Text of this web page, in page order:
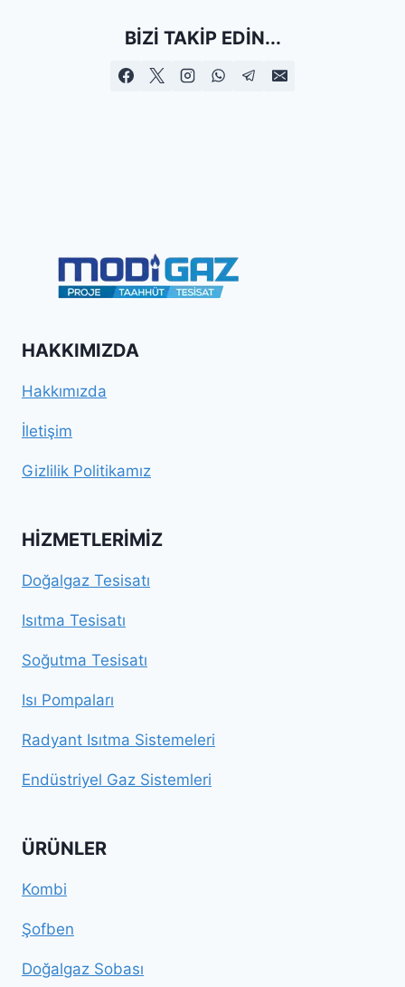
BIZI TAKIP EDIN...
HAKKIMIZDA
Hakkımızda
İletişim
Gizlilik Politikamız
HIZMETLERIMIZ
Doğalgaz Tesisatı
Isıtma Tesisatı
Soğutma Tesisatı
Isı Pompaları
Radyant Isıtma Sistemeleri
Endüstriyel Gaz Sistemleri
ÜRÜNLER
Kombi
Şofben
Doğalgaz Sobası